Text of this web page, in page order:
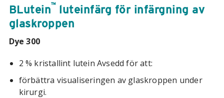
BLutein™luteinfärg för infärgning av
glaskroppen
Dye 300
2 % kristallint lutein Avsedd för att:
förbättra visualiseringen av glaskroppen under
kirurgi.